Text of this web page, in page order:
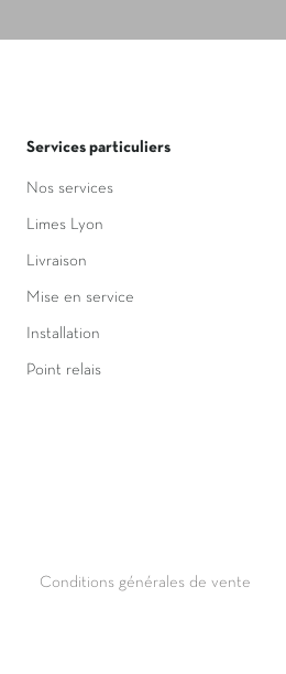
Services particuliers
Nos services
Limes Lyon
Livraison
Mise en service
Installation
Point relais
Conditions générales de vente